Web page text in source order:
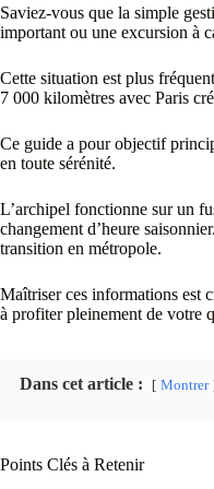
Saviez-vous que la simple
important ou une excursion à
Cette situation est plus
7 000 kilomètres avec Paris
Ce guide a pour objectif
en toute sérénité.
L’archipel fonctionne sur un
changement d’heure
transition en métropole.
Maîtriser ces informations est
à profiter pleinement de votre
Dans cet article : Montrer
Points Clés à Retenir